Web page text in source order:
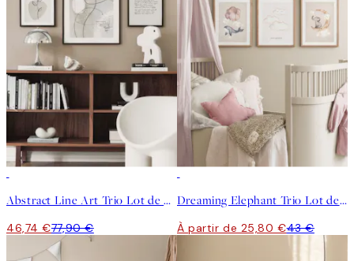
Abstract Line Art Trio Lot de posters
46,74 €77,90 €
Dreaming Elephant Trio Lot de posters
À partir de 25,80 €43 €